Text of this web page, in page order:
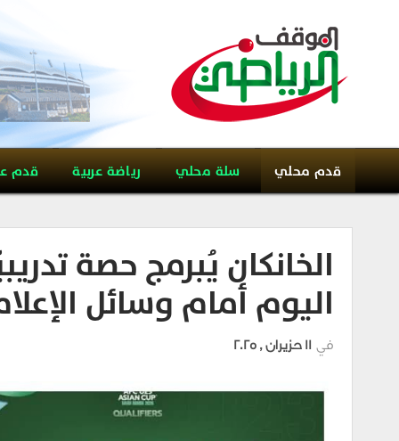
قدم محلي سلة محلي رياضة عربية قدم
الخانكان يُبرمج حصة
اليوم أمام وسائل
في 11 حزيران , 2025